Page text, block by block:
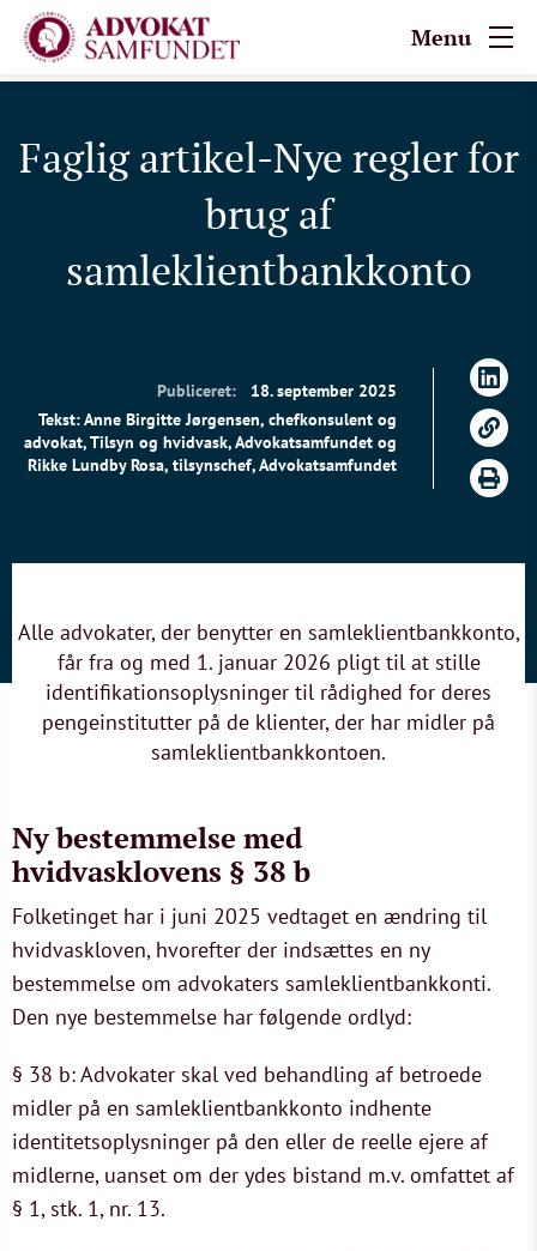
Menu
Faglig artikel-Nye regler for
brug af
samleklientbankkonto
Publiceret:
18. september 2025
Tekst: Anne Birgitte Jørgensen, chefkonsulent og
advokat, Tilsyn og hvidvask, Advokatsamfundet og
Rikke Lundby Rosa, tilsynschef, Advokatsamfundet
Alle advokater, der benytter en samleklientbankkonto,
får fra og med 1. januar 2026 pligt til at stille
identifikationsoplysninger til rådighed for deres
pengeinstitutter på de klienter, der har midler på
samleklientbankkontoen.
Ny bestemmelse med
hvidvasklovens § 38 b
Folketinget har i juni 2025 vedtaget en ændring til
hvidvaskloven, hvorefter der indsættes en ny
bestemmelse om advokaters samleklientbankkonti.
Den nye bestemmelse har følgende ordlyd:
§ 38 b: Advokater skal ved behandling af betroede
midler på en samleklientbankkonto indhente
identitetsoplysninger på den eller de reelle ejere af
midlerne, uanset om der ydes bistand m.v. omfattet af
§ 1, stk. 1, nr. 13.